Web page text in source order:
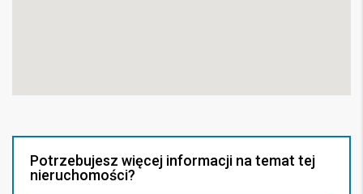
Potrzebujesz więcej informacji na temat tej
nieruchomości?